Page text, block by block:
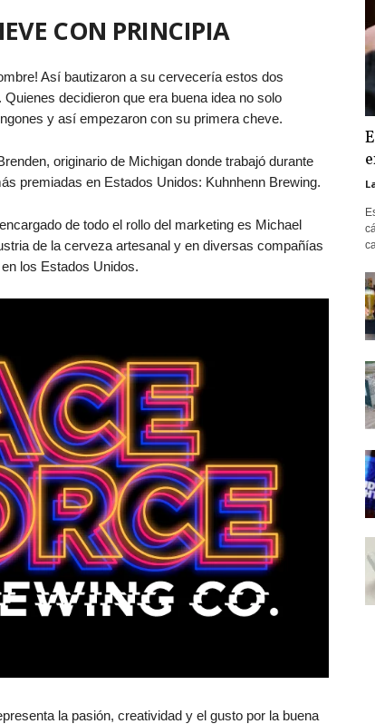
CON PRINCIPIA
Así bautizaron a su cervecería estos dos
decidieron que era buena idea no solo
y así empezaron con su primera cheve.
originario de Michigan donde trabajó durante
premiadas en Estados Unidos: Kuhnhenn Brewing.
de todo el rollo del marketing es Michael
de la cerveza artesanal y en diversas compañías
los Estados Unidos.
la pasión, creatividad y el gusto por la buena